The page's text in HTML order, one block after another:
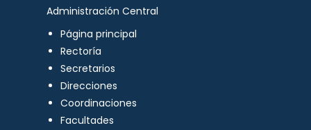
Administración Central
Página principal
Rectoría
Secretarios
Direcciones
Coordinaciones
Facultades